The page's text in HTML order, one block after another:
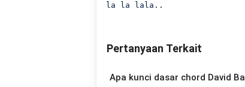
la la lala..
Pertanyaan Terkait
Apa kunci dasar chord David